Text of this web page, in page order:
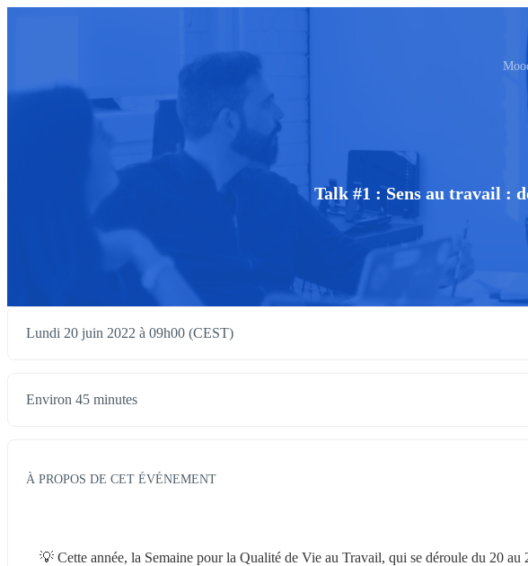
Talk #1 : Sens au travail :
Lundi 20 juin 2022 à 09h00 (CEST)
Environ 45 minutes
À PROPOS DE CET ÉVÉNEMENT
💡 Cette année, la Semaine pour la Qualité de Vie au Travail, qui se déroule du 20